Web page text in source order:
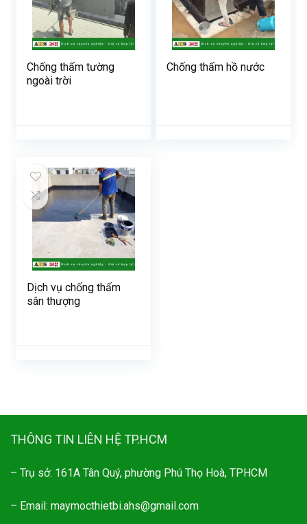
Chống thấm tường
ngoài trời
Chống thấm hồ nước
Dịch vụ chống thấm
sân thượng
THÔNG TIN LIÊN HỆ TP.HCM
– Trụ sở: 161A Tân Quý, phường Phú Thọ Hoà, TPHCM
– Email: maymocthietbi.ahs@gmail.com